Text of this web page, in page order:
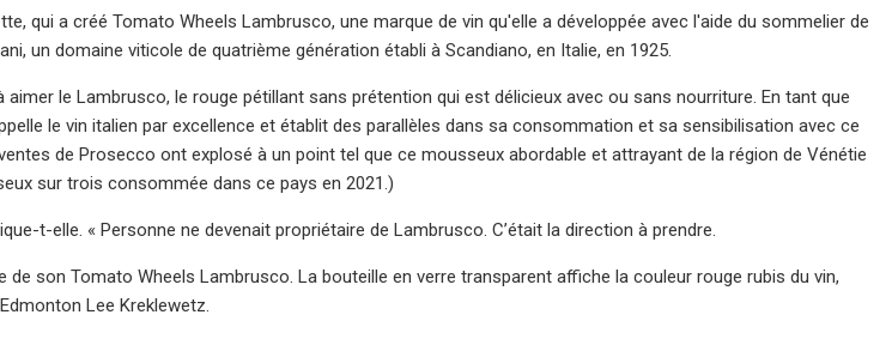
qui a créé Tomato Wheels Lambrusco, une marque de vin qu'elle a développée avec l'aide du sommelier de
un domaine viticole de quatrième génération établi à Scandiano, en Italie, en 1925.
aimer le Lambrusco, le rouge pétillant sans prétention qui est délicieux avec ou sans nourriture. En tant que
le vin italien par excellence et établit des parallèles dans sa consommation et sa sensibilisation avec ce
de Prosecco ont explosé à un point tel que ce mousseux abordable et attrayant de la région de Vénétie
sur trois consommée dans ce pays en 2021.)
t-elle. « Personne ne devenait propriétaire de Lambrusco. C’était la direction à prendre.
de son Tomato Wheels Lambrusco. La bouteille en verre transparent affiche la couleur rouge rubis du vin,
Lee Kreklewetz.